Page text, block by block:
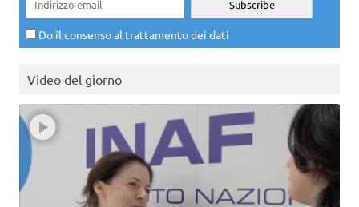
Do il consenso al trattamento dei dati
Video del giorno